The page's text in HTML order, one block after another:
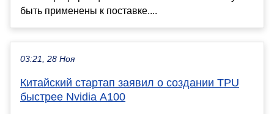
быть применены к поставке....
03:21, 28 Ноя
Китайский стартап заявил о создании TPU
быстрее Nvidia A100